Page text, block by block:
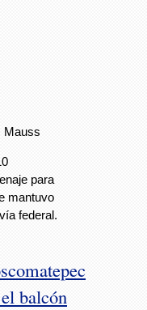
Mauss
para
mantuvo
federal.
balcón